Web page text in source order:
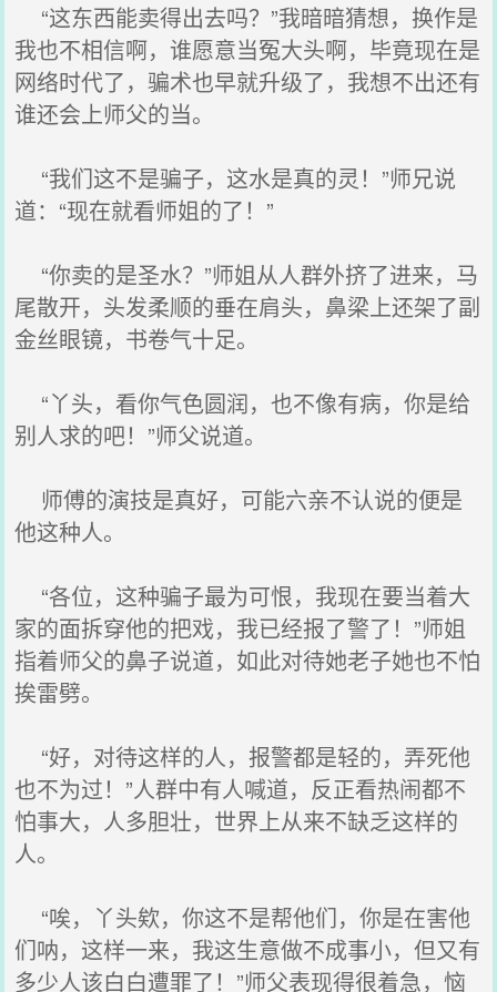
“这东西能卖得出去吗？”我暗暗猜想，换作是
我也不相信啊，谁愿意当冤大头啊，毕竟现在是
网络时代了，骗术也早就升级了，我想不出还有
谁还会上师父的当。
“我们这不是骗子，这水是真的灵！”师兄说
道：“现在就看师姐的了！”
“你卖的是圣水？”师姐从人群外挤了进来，马
尾散开，头发柔顺的垂在肩头，鼻梁上还架了副
金丝眼镜，书卷气十足。
“丫头，看你气色圆润，也不像有病，你是给
别人求的吧！”师父说道。
师傅的演技是真好，可能六亲不认说的便是
他这种人。
“各位，这种骗子最为可恨，我现在要当着大
家的面拆穿他的把戏，我已经报了警了！”师姐
指着师父的鼻子说道，如此对待她老子她也不怕
挨雷劈。
“好，对待这样的人，报警都是轻的，弄死他
也不为过！”人群中有人喊道，反正看热闹都不
怕事大，人多胆壮，世界上从来不缺乏这样的
人。
“唉，丫头欸，你这不是帮他们，你是在害他
们呐，这样一来，我这生意做不成事小，但又有
多少人该白白遭罪了！”师父表现得很着急，恼